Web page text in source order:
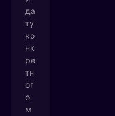
да
ту
ко
нк
ре
тн
ог
о
м